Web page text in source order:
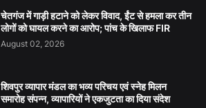
चेतगंज में गाड़ी हटाने को लेकर विवाद, ईंट से हमला कर तीन
लोगों को घायल करने का आरोप; पांच के खिलाफ FIR
August 02, 2026
शिवपुर व्यापार मंडल का भव्य परिचय एवं स्नेह मिलन
समारोह संपन्न, व्यापारियों ने एकजुटता का दिया संदेश